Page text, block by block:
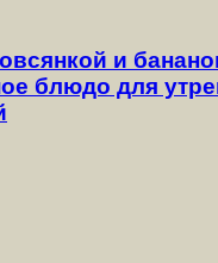
и
блюдо для